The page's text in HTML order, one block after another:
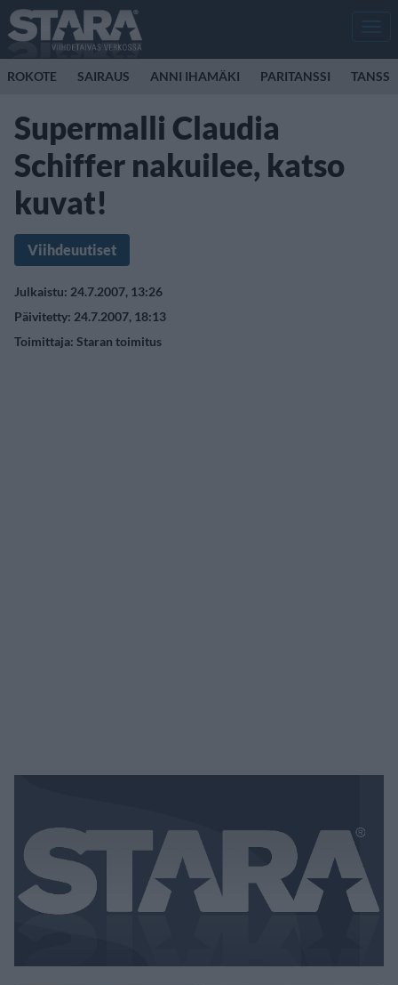
ROKOTE SAIRAUS ANNI IHAMÄKI PARITANSSI TANSSI
Supermalli Claudia
Schiffer nakuilee, katso
kuvat!
Viihdeuutiset
Julkaistu: 24.7.2007, 13:26
Päivitetty: 24.7.2007, 18:13
Toimittaja: Staran toimitus